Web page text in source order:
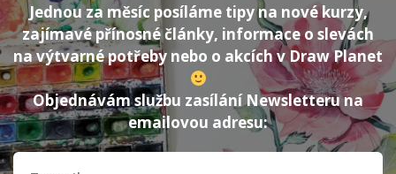
Jednou za měsíc posíláme tipy na nové kurzy,
zajímavé přínosné články, informace o slevách
na výtvarné potřeby nebo o akcích v Draw Planet
Objednávám službu zasílání Newsletteru na
emailovou adresu: